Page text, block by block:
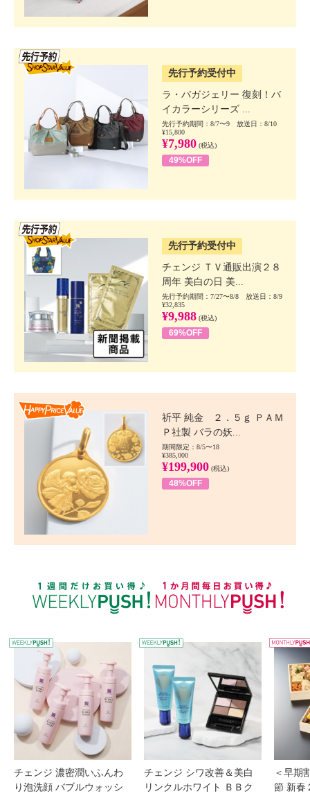
先行予約受付中
ラ・バガジェリー 復刻！バ
イカラーシリーズ ...
先行予約期間：8/7〜9 放送日：8/10
¥15,800
¥7,980 (税込)
49%OFF
先行予約受付中
チェンジ ＴＶ通販出演２８
周年 美白の日 美...
先行予約期間：7/27〜8/8 放送日：8/9
¥32,835
¥9,988 (税込)
69%OFF
祈平 純金 ２．５ｇ ＰＡＭ
Ｐ社製 バラの妖...
期間限定：8/5〜18
¥385,000
¥199,900 (税込)
48%OFF
WEEKLY PUSH
チェンジ 濃密潤いふんわ
り泡洗顔 バブルウォッシ
チェンジ シワ改善＆美白
リンクルホワイト ＢＢク
＜早期
節 新春